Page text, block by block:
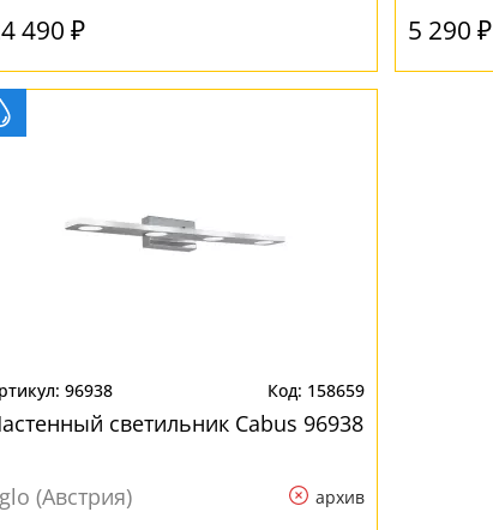
490 ₽ 5 290 ₽
96938 158659
светильник Cabus 96938
(Австрия) архив